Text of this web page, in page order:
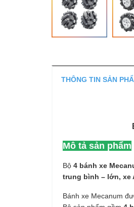
THÔNG TIN SẢN
Mô tả sản phẩm
Bộ 4 bánh xe
trung bình – lớn, xe
Bánh xe Mecanum